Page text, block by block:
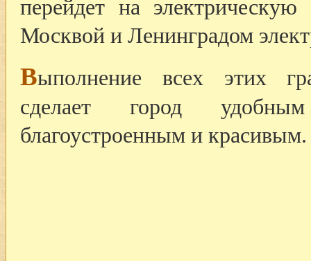
перейдет на
Москвой и Ленинградом
Выполнение всех этих
сделает город
благоустроенным и красивым.